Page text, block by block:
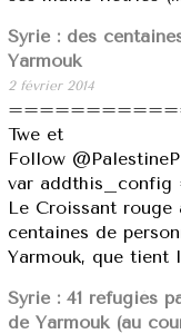
Syrie : des
Yarmouk
2 février 2014
Twe et
Follow
var addthis_config
Le Croissant rouge
centaines de
Yarmouk, que tient
Syrie : 41 réfugiés
de Yarmouk (au